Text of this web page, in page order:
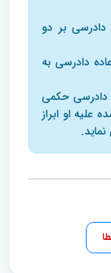
دادرسی بر دو
دادرسی به
دادرسی حکمی
علیه او ابراز